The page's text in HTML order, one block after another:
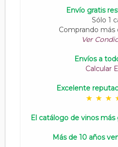
Envío gratis
Sólo 1
Comprando más
Ver
Envíos a
Calcular
Excelente
El catálogo de vinos
Más de 10 años